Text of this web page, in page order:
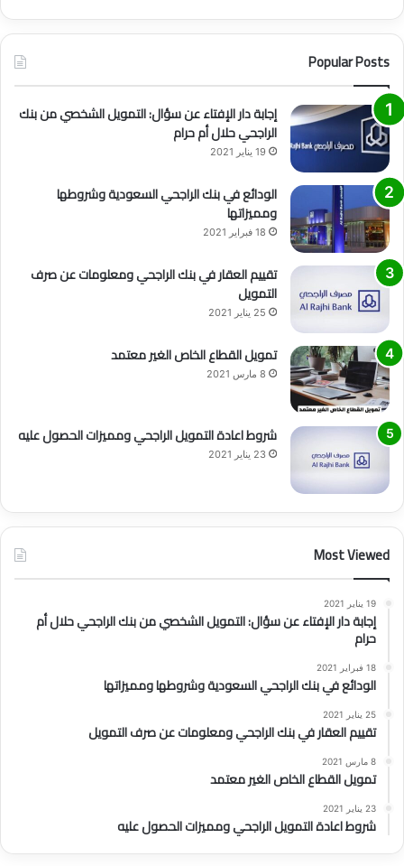
Popular Posts
إجابة دار الإفتاء عن سؤال: التمويل الشخصي من بنك
الراجحي حلال أم حرام
19 يناير 2021
الودائع في بنك الراجحي السعودية وشروطها
ومميزاتها
18 فبراير 2021
تقييم العقار في بنك الراجحي ومعلومات عن صرف
التمويل
25 يناير 2021
تمويل القطاع الخاص الغير معتمد
8 مارس 2021
شروط اعادة التمويل الراجحي ومميزات الحصول عليه
23 يناير 2021
Most Viewed
19 يناير 2021
إجابة دار الإفتاء عن سؤال: التمويل الشخصي من بنك الراجحي حلال أم
حرام
18 فبراير 2021
الودائع في بنك الراجحي السعودية وشروطها ومميزاتها
25 يناير 2021
تقييم العقار في بنك الراجحي ومعلومات عن صرف التمويل
8 مارس 2021
تمويل القطاع الخاص الغير معتمد
23 يناير 2021
شروط اعادة التمويل الراجحي ومميزات الحصول عليه